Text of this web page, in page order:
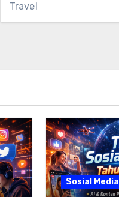
Travel
Sosial Media